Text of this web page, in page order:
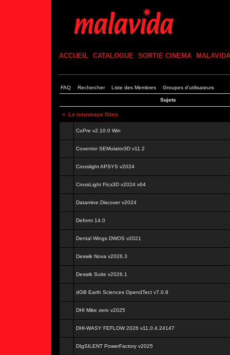
ACCUEIL CATALOGUE SORTIE CINEMA MALAVIDA
FAQ Rechercher Liste des Membres Groupes d'utilisateurs
Sujets
< Le nouveaux films
CoPre v2.10.0 Win
Coventor SEMulator3D v11.2
Crosslight APSYS v2024
CrossLight Pics3D v2024 x64
Datamine.Discover v2024
Deform 14.0
Dental Wings DWOS v2021
Deswik Nova v2026.3
Deswik Suite v2026.1
dGB Earth Sciences OpendTect v7.0.8
DHI Mike zero v2025
DHI-WASY FEFLOW 2026 v11.0.4.24147
DIgSILENT PowerFactory v2025